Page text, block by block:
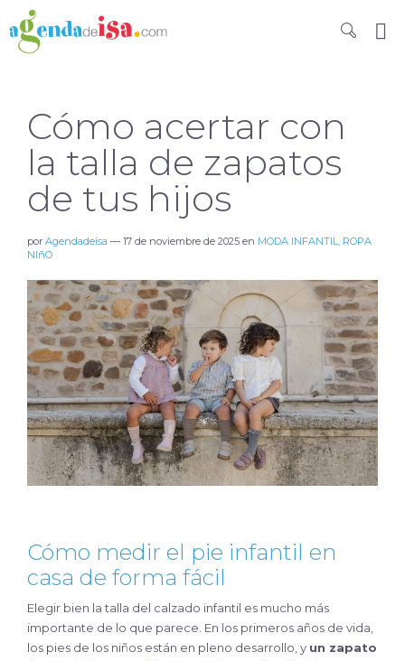
Cómo acertar con
la talla de zapatos
de tus hijos
por Agendadeisa — 17 de noviembre de 2025 en MODA INFANTIL, ROPA
NIñO
Cómo medir el pie infantil en
casa de forma fácil
Elegir bien la talla del calzado infantil es mucho más
importante de lo que parece. En los primeros años de vida,
los pies de los niños están en pleno desarrollo, y un zapato